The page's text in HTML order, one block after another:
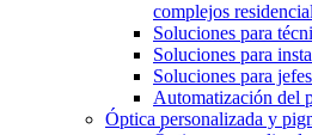
complejos
Soluciones para
Soluciones para
Soluciones para
Automatización del
Óptica personalizada y